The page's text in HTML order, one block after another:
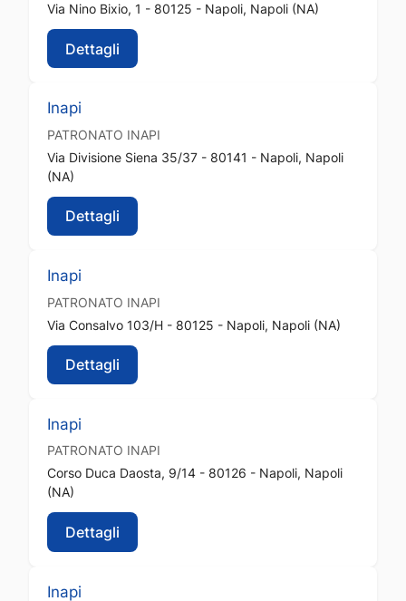
Via Nino Bixio, 1 - 80125 - Napoli, Napoli (NA)
Dettagli
Inapi
PATRONATO INAPI
Via Divisione Siena 35/37 - 80141 - Napoli, Napoli
(NA)
Dettagli
Inapi
PATRONATO INAPI
Via Consalvo 103/H - 80125 - Napoli, Napoli (NA)
Dettagli
Inapi
PATRONATO INAPI
Corso Duca Daosta, 9/14 - 80126 - Napoli, Napoli
(NA)
Dettagli
Inapi